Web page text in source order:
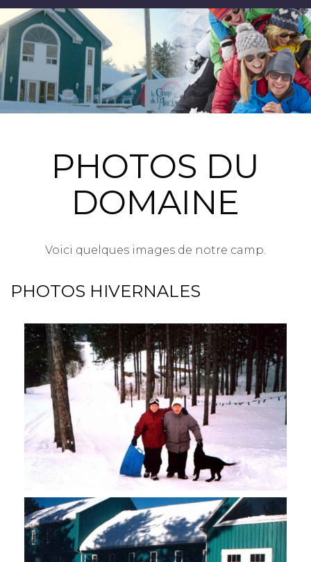
PHOTOS DU
DOMAINE
Voici quelques images de notre camp.
PHOTOS HIVERNALES